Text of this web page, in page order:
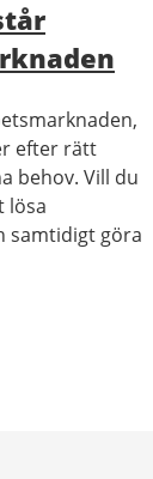
efter rätt
behov. Vill du
lösa
samtidigt göra